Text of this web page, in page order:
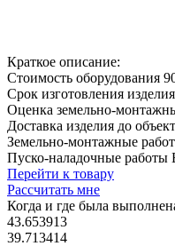
Краткое описание:
Стоимость оборудования
Срок изготовления изделия
Оценка земельно-
Доставка изделия до
Земельно-монтажные
Пуско-наладочные работы
Перейти к товару
Рассчитать мне
Когда и где была
43.653913
39.713414